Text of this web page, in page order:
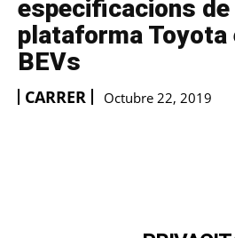
especificacions de
plataforma Toyota
BEVs
CARRER Octubre 22, 2019